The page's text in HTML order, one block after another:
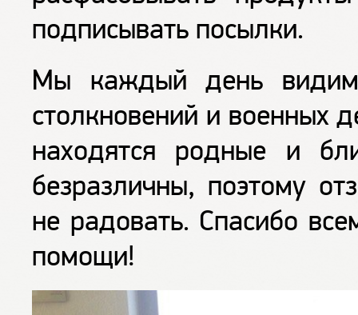
подписывать посылки.
Мы каждый день
столкновений и военных
находятся родные и
безразличны, поэтому
не радовать. Спасибо
помощи!